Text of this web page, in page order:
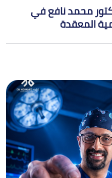
محمد نافع في
المعقدة